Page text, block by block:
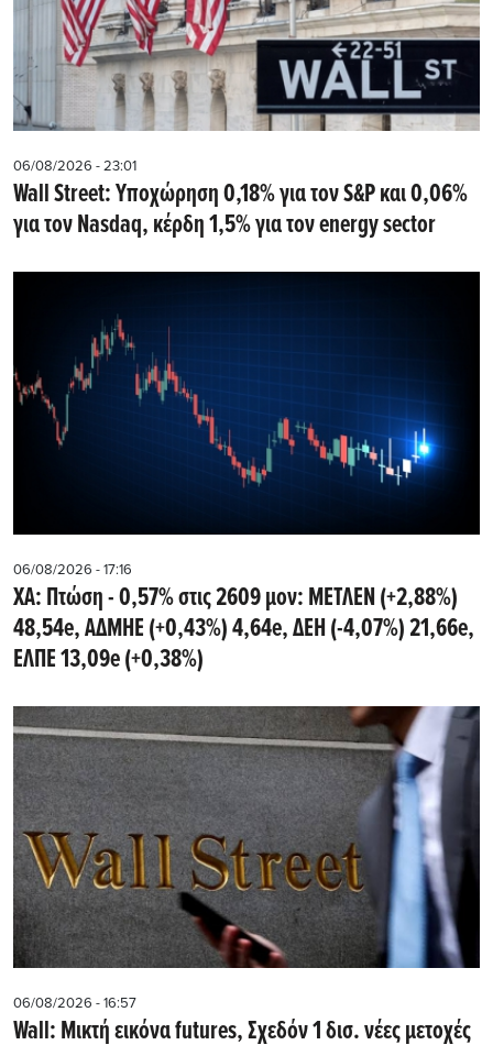
06/08/2026 - 23:01
Wall Street: Υποχώρηση 0,18% για τον S&P και 0,06%
για τον Nasdaq, κέρδη 1,5% για τον energy sector
06/08/2026 - 17:16
ΧΑ: Πτώση - 0,57% στις 2609 μον: ΜΕΤΛΕΝ (+2,88%)
48,54e, ΑΔΜΗΕ (+0,43%) 4,64e, ΔΕΗ (-4,07%) 21,66e,
ΕΛΠΕ 13,09e (+0,38%)
06/08/2026 - 16:57
Wall: Μικτή εικόνα futures, Σχεδόν 1 δισ. νέες μετοχές